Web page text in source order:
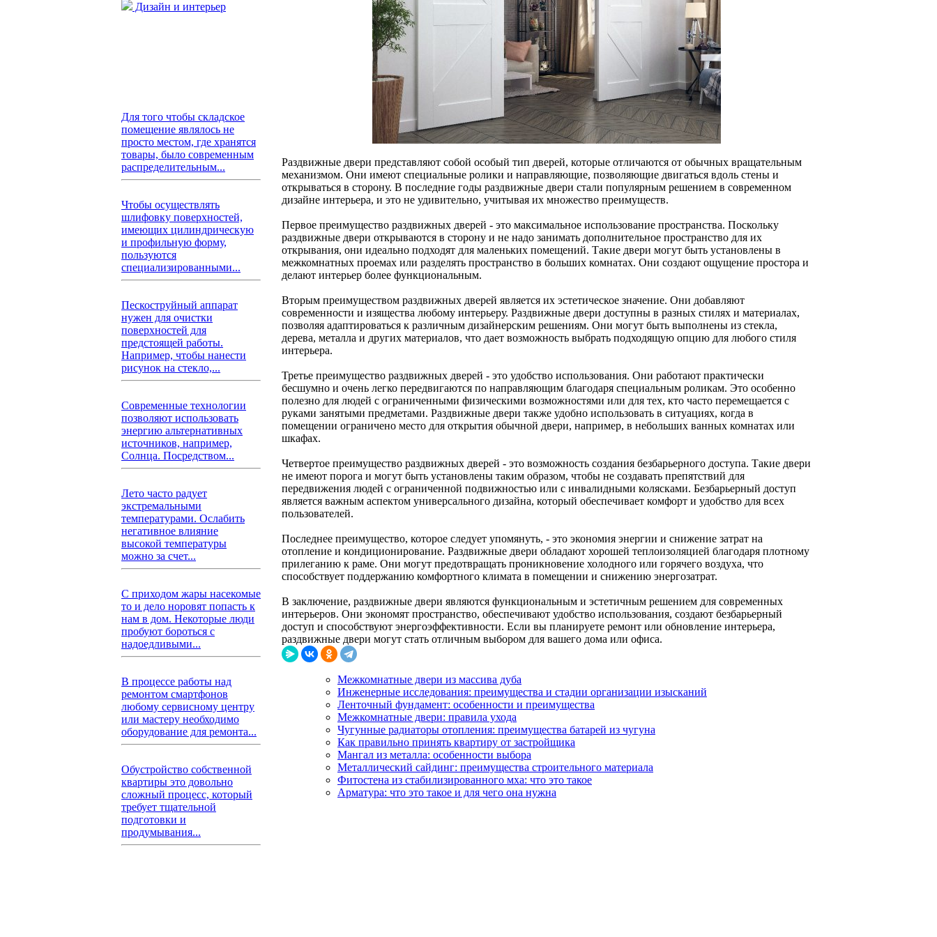
Дизайн и интерьер
Для того чтобы складское
помещение являлось не
просто местом, где хранятся
товары, было современным
распределительным...
Чтобы осуществлять
шлифовку поверхностей,
имеющих цилиндрическую
и профильную форму,
пользуются
специализированными...
Пескоструйный аппарат
нужен для очистки
поверхностей для
предстоящей работы.
Например, чтобы нанести
рисунок на стекло,...
Современные технологии
позволяют использовать
энергию альтернативных
источников, например,
Солнца. Посредством...
Лето часто радует
экстремальными
температурами. Ослабить
негативное влияние
высокой температуры
можно за счет...
С приходом жары насекомые
то и дело норовят попасть к
нам в дом. Некоторые люди
пробуют бороться с
надоедливыми...
В процессе работы над
ремонтом смартфонов
любому сервисному центру
или мастеру необходимо
оборудование для ремонта...
Обустройство собственной
квартиры это довольно
сложный процесс, который
требует тщательной
подготовки и
продумывания...
Раздвижные двери представляют собой особый тип дверей, которые отличаются от обычных вращательным
механизмом. Они имеют специальные ролики и направляющие, позволяющие двигаться вдоль стены и
открываться в сторону. В последние годы раздвижные двери стали популярным решением в современном
дизайне интерьера, и это не удивительно, учитывая их множество преимуществ.
Первое преимущество раздвижных дверей - это максимальное использование пространства. Поскольку
раздвижные двери открываются в сторону и не надо занимать дополнительное пространство для их
открывания, они идеально подходят для маленьких помещений. Такие двери могут быть установлены в
межкомнатных проемах или разделять пространство в больших комнатах. Они создают ощущение простора и
делают интерьер более функциональным.
Вторым преимуществом раздвижных дверей является их эстетическое значение. Они добавляют
современности и изящества любому интерьеру. Раздвижные двери доступны в разных стилях и материалах,
позволяя адаптироваться к различным дизайнерским решениям. Они могут быть выполнены из стекла,
дерева, металла и других материалов, что дает возможность выбрать подходящую опцию для любого стиля
интерьера.
Третье преимущество раздвижных дверей - это удобство использования. Они работают практически
бесшумно и очень легко передвигаются по направляющим благодаря специальным роликам. Это особенно
полезно для людей с ограниченными физическими возможностями или для тех, кто часто перемещается с
руками занятыми предметами. Раздвижные двери также удобно использовать в ситуациях, когда в
помещении ограничено место для открытия обычной двери, например, в небольших ванных комнатах или
шкафах.
Четвертое преимущество раздвижных дверей - это возможность создания безбарьерного доступа. Такие двери
не имеют порога и могут быть установлены таким образом, чтобы не создавать препятствий для
передвижения людей с ограниченной подвижностью или с инвалидными колясками. Безбарьерный доступ
является важным аспектом универсального дизайна, который обеспечивает комфорт и удобство для всех
пользователей.
Последнее преимущество, которое следует упомянуть, - это экономия энергии и снижение затрат на
отопление и кондиционирование. Раздвижные двери обладают хорошей теплоизоляцией благодаря плотному
прилеганию к раме. Они могут предотвращать проникновение холодного или горячего воздуха, что
способствует поддержанию комфортного климата в помещении и снижению энергозатрат.
В заключение, раздвижные двери являются функциональным и эстетичным решением для современных
интерьеров. Они экономят пространство, обеспечивают удобство использования, создают безбарьерный
доступ и способствуют энергоэффективности. Если вы планируете ремонт или обновление интерьера,
раздвижные двери могут стать отличным выбором для вашего дома или офиса.
Межкомнатные двери из массива дуба
Инженерные исследования: преимущества и стадии организации изысканий
Ленточный фундамент: особенности и преимущества
Межкомнатные двери: правила ухода
Чугунные радиаторы отопления: преимущества батарей из чугуна
Как правильно принять квартиру от застройщика
Мангал из металла: особенности выбора
Металлический сайдинг: преимущества строительного материала
Фитостена из стабилизированного мха: что это такое
Арматура: что это такое и для чего она нужна